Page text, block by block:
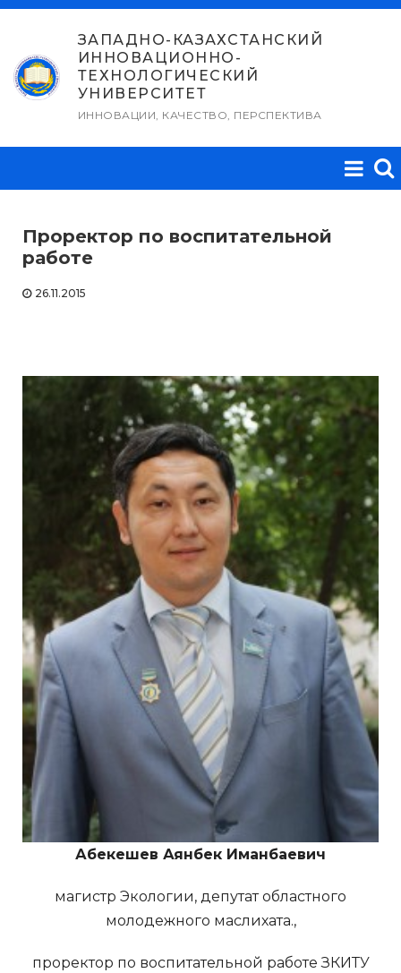
Перейти
содержимому
ЗАПАДНО-КАЗАХСТАНСКИЙ
ИННОВАЦИОННО-
ТЕХНОЛОГИЧЕСКИЙ
УНИВЕРСИТЕТ
ИННОВАЦИИ, КАЧЕСТВО, ПЕРСПЕКТИВА
Проректор по воспитательной
работе
26.11.2015
Абекешев Аянбек Иманбаевич
магистр Экологии, депутат областного
молодежного маслихата.,
проректор по воспитательной работе ЗКИТУ